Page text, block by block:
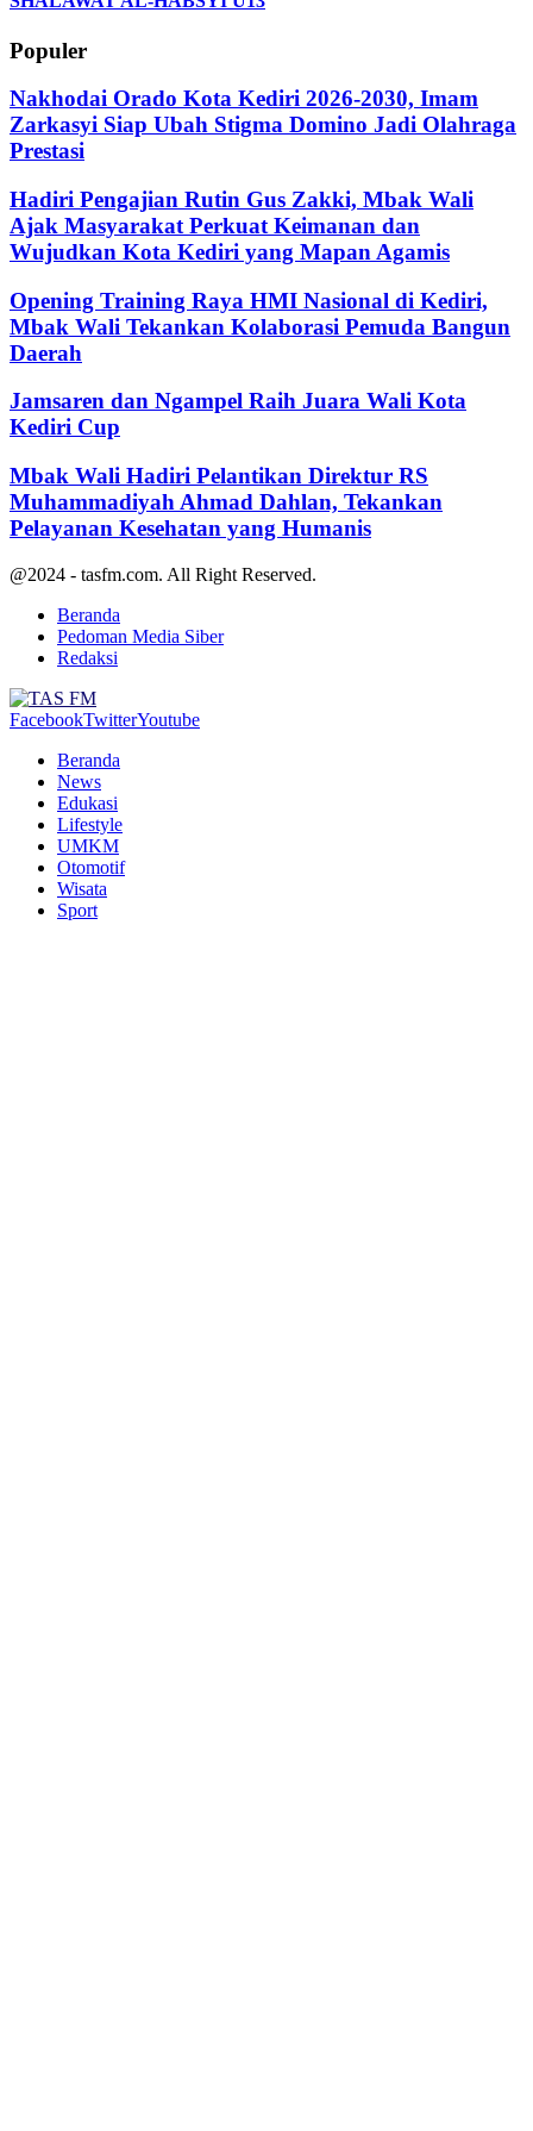
Populer
Nakhodai Orado Kota Kediri 2026-2030, Imam
Zarkasyi Siap Ubah Stigma Domino Jadi Olahraga
Prestasi
Hadiri Pengajian Rutin Gus Zakki, Mbak Wali
Ajak Masyarakat Perkuat Keimanan dan
Wujudkan Kota Kediri yang Mapan Agamis
Opening Training Raya HMI Nasional di Kediri,
Mbak Wali Tekankan Kolaborasi Pemuda Bangun
Daerah
Jamsaren dan Ngampel Raih Juara Wali Kota
Kediri Cup
Mbak Wali Hadiri Pelantikan Direktur RS
Muhammadiyah Ahmad Dahlan, Tekankan
Pelayanan Kesehatan yang Humanis
@2024 - tasfm.com. All Right Reserved.
Beranda
Pedoman Media Siber
Redaksi
FacebookTwitterYoutube
Beranda
News
Edukasi
Lifestyle
UMKM
Otomotif
Wisata
Sport